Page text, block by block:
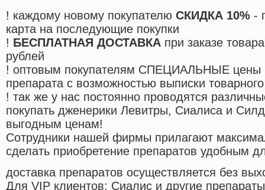
! каждому новому покупателю СКИДКА 10% -
карта на последующие покупки
! БЕСПЛАТНАЯ ДОСТАВКА при заказе
рублей
! оптовым покупателям СПЕЦИАЛЬНЫЕ цены
препарата с возможностью выписки
! так же у нас постоянно проводятся
покупать дженерики Левитры, Сиалиса и
выгодным ценам!
Cотрудники нашей фирмы прилагают
сделать приобретение препаратов удобным
доставка препаратов осуществляется без
Для VIP клиентов: Сиалис и другие